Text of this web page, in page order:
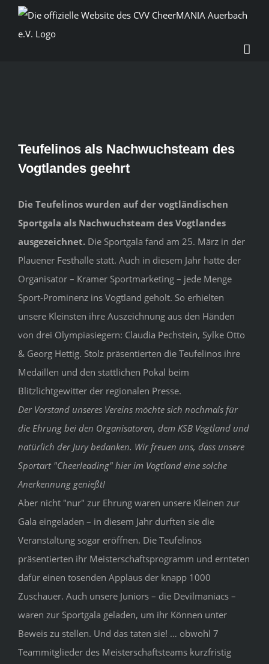
grösseres
Bild
Teufelinos als Nachwuchsteam des
Vogtlandes geehrt
Die Teufelinos wurden auf der vogtländischen
Sportgala als Nachwuchsteam des Vogtlandes
ausgezeichnet. Die Sportgala fand am 25. März in der
Plauener Festhalle statt. Auch in diesem Jahr hatte der
Organisator – Kramer Sportmarketing – jede Menge
Sport-Prominenz ins Vogtland geholt. So erhielten
unsere Kleinsten ihre Auszeichnung aus den Händen
von drei Olympiasiegern: Claudia Pechstein, Sylke Otto
& Georg Hettig. Stolz präsentierten die Teufelinos ihre
Medaillen und den stattlichen Pokal beim
Blitzlichtgewitter der regionalen Presse.
Der Vorstand unseres Vereins möchte sich nochmals für
die Ehrung bei den Organisatoren, dem KSB Vogtland und
natürlich der Jury bedanken. Wir freuen uns, dass unsere
Sportart "Cheerleading" hier im Vogtland eine solche
Anerkennung genießt!
Aber nicht "nur" zur Ehrung waren unsere Kleinen zur
Gala eingeladen – in diesem Jahr durften sie die
Veranstaltung sogar eröffnen. Die Teufelinos
präsentierten ihr Meisterschaftsprogramm und ernteten
dafür einen tosenden Applaus der knapp 1000
Zuschauer. Auch unsere Juniors – die Devilmaniacs –
waren zur Sportgala geladen, um ihr Können unter
Beweis zu stellen. Und das taten sie! … obwohl 7
Teammitglieder des Meisterschaftsteams kurzfristig